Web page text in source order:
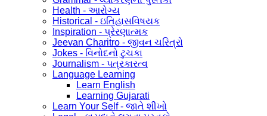
Health - આરોગ્ય
Historical - ઇતિહાસવિષયક
Inspiration - પ્રેરણાત્મક
Jeevan Charitro - જીવન ચરિત્રો
Jokes - વિનોદનો ટુચકા
Journalism - પત્રકારત્વ
Language Learning
Learn English
Learning Gujarati
Learn Your Self - જાતે શીખો